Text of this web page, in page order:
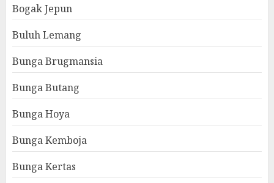
Bogak Jepun
Buluh Lemang
Bunga Brugmansia
Bunga Butang
Bunga Hoya
Bunga Kemboja
Bunga Kertas